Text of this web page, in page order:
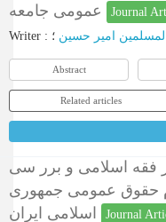
Journal
Writer : امیر حسین ؛
Abstract
Related articles
فقه اسلامی و برر سی
حقوق عمومی جمهوری
Journal